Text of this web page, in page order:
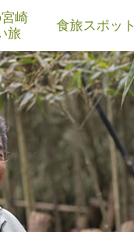
崎
旅
食旅スポット